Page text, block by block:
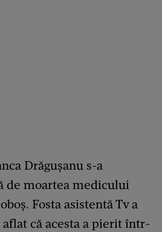
Drăgușanu s-a
de moartea medicului
Fosta asistentă Tv a
aflat că acesta a pierit într-